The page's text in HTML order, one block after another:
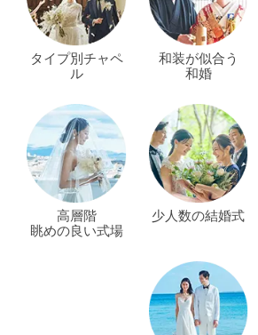
タイプ別チャペ
ル
和装が似合う
和婚
高層階
眺めの良い式場
少人数の結婚式